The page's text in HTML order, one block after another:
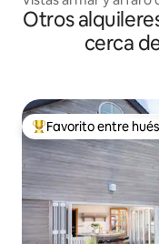
estacionamiento
Otros
cerca
Favorito entre
Favorito entre